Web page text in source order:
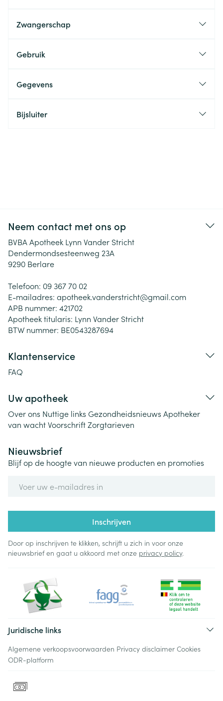
Zwangerschap
Gebruik
Gegevens
Bijsluiter
Neem contact met ons op
BVBA Apotheek Lynn Vander Stricht
Dendermondsesteenweg 23A
9290 Berlare
Telefoon: 09 367 70 02
E-mailadres: apotheek.vanderstricht@gmail.com
APB nummer: 421702
Apotheek titularis: Lynn Vander Stricht
BTW nummer: BE0543287694
Klantenservice
FAQ
Uw apotheek
Over ons Nuttige links Gezondheidsnieuws Apotheker
van wachtVoorschriftZorgtarieven
Nieuwsbrief
Blijf op de hoogte van nieuwe producten en promoties
Inschrijven
Door op inschrijven te klikken, schrijft u zich in voor onze
nieuwsbrief en gaat u akkoord met onze privacy policy.
Juridische links
Algemene verkoopsvoorwaarden Privacy disclaimer Cookies
ODR-platform